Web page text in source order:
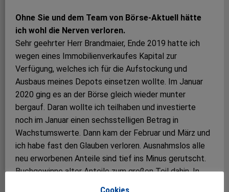
Ohne Sie und dem Team von Börse-Aktuell hätte
ich wohl die Nerven verloren.
Sehr geehrter Herr Brandmaier, Ende 2019 hatte ich
wegen eines Immobilienverkaufes Kapital zur
Verfügung, welches ich für die Aufstockung und
Ausbaus meines Depots einsetzen wollte. Im Januar
2020 ging es an der Börse gleich wieder munter
bergauf. Daran wollte ich teilhaben und investierte
noch im Januar einen sechsstelligen Betrag in
Wachstumswerte. Dann kam der Februar und März und
ich habe fast den Glauben verloren. Ausnahmslos alle
neu erworbenen Anteile sind tief ins Minus gerutscht.
Buchgewinne alter Anteile zum großen Teil dahin. In